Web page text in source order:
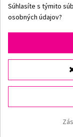
© 2002–2026
Origami Bikini–
od výrobcu.
aj modernými
plavkami
25 rokov
Súhlasíte s týmito
osobných údajov?